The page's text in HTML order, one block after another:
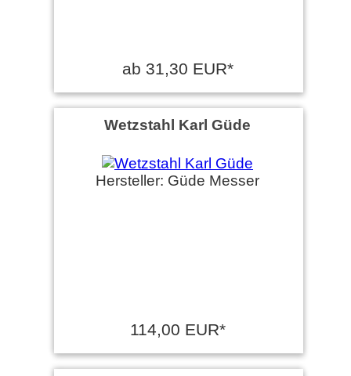
ab 31,30 EUR*
Wetzstahl Karl Güde
Hersteller: Güde Messer
114,00 EUR*